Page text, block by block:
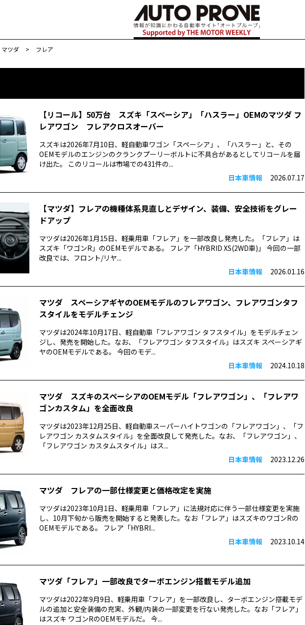
マツダ > フレア
【リコール】50万台 スズキ「スペーシア」「ハスラー」OEMのマツダ フ
レアワゴン フレアクロスオーバー
スズキは2026年7月10日、軽自動車ワゴン「スペーシア」、「ハスラー」と、その
OEMモデルのエンジンのクランクプーリーボルトに不具合があるとしてリコールを届
け出た。 このリコールは市場での431件の...
日本車情報
2026.07.17
【マツダ】フレアの機種体系見直しとデザイン、装備、安全技術をグレー
ドアップ
マツダは2026年1月15日、軽乗用車「フレア」を一部改良し発売した。「フレア」は
スズキ「ワゴンR」のOEMモデルである。 フレア「HYBRID XS(2WD車)」 今回の一部
改良では、フロント/リヤ...
日本車情報
2026.01.16
マツダ スペーシアギヤのOEMモデルのフレアワゴン、フレアワゴンタフ
スタイルをモデルチェンジ
マツダは2024年10月17日、軽自動車「フレアワゴン タフスタイル」をモデルチェン
ジし、発売を開始した。なお、「フレアワゴン タフスタイル」はスズキ スペーシアギ
ヤのOEMモデルである。 今回のモデ...
日本車情報
2024.10.18
マツダ スズキのスペーシアのOEMモデル「フレアワゴン」、「フレアワ
ゴンカスタム」を全面改良
マツダは2023年12月25日、軽自動車スーパーハイトワゴンの「フレアワゴン」、「フ
レアワゴン カスタムスタイル」を全面改良して発売した。なお、「フレアワゴン」、
「フレアワゴン カスタムスタイル」はス...
日本車情報
2023.12.26
マツダ フレアの一部仕様変更と価格改定を実施
マツダは2023年10月1日、軽乗用車「フレア」に法規対応に伴う一部仕様変更を実施
し、10月下旬から販売を開始すると発表した。なお「フレア」はスズキのワゴンRの
OEMモデルである。 フレア「HYBRI...
日本車情報
2023.10.14
マツダ「フレア」一部改良でターボエンジン搭載モデル追加
マツダは2022年9月9日、軽乗用車「フレア」を一部改良し、ターボエンジン搭載モデ
ルの追加と安全装備の充実、外観/内装の一部変更を行ない発売した。なお「フレア」
はスズキ ワゴンRのOEMモデルだ。 今...